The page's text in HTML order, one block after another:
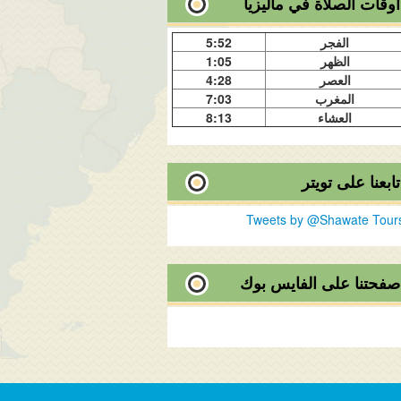
الفجر
5:52
الظهر
1:05
العصر
4:28
المغرب
7:03
العشاء
8:13
تابعنا على تويتر
Tweets by @Shawate
صفحتنا على الفايس بوك